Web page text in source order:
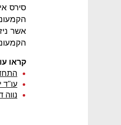
סירס
אשר
קראו
עו"ד